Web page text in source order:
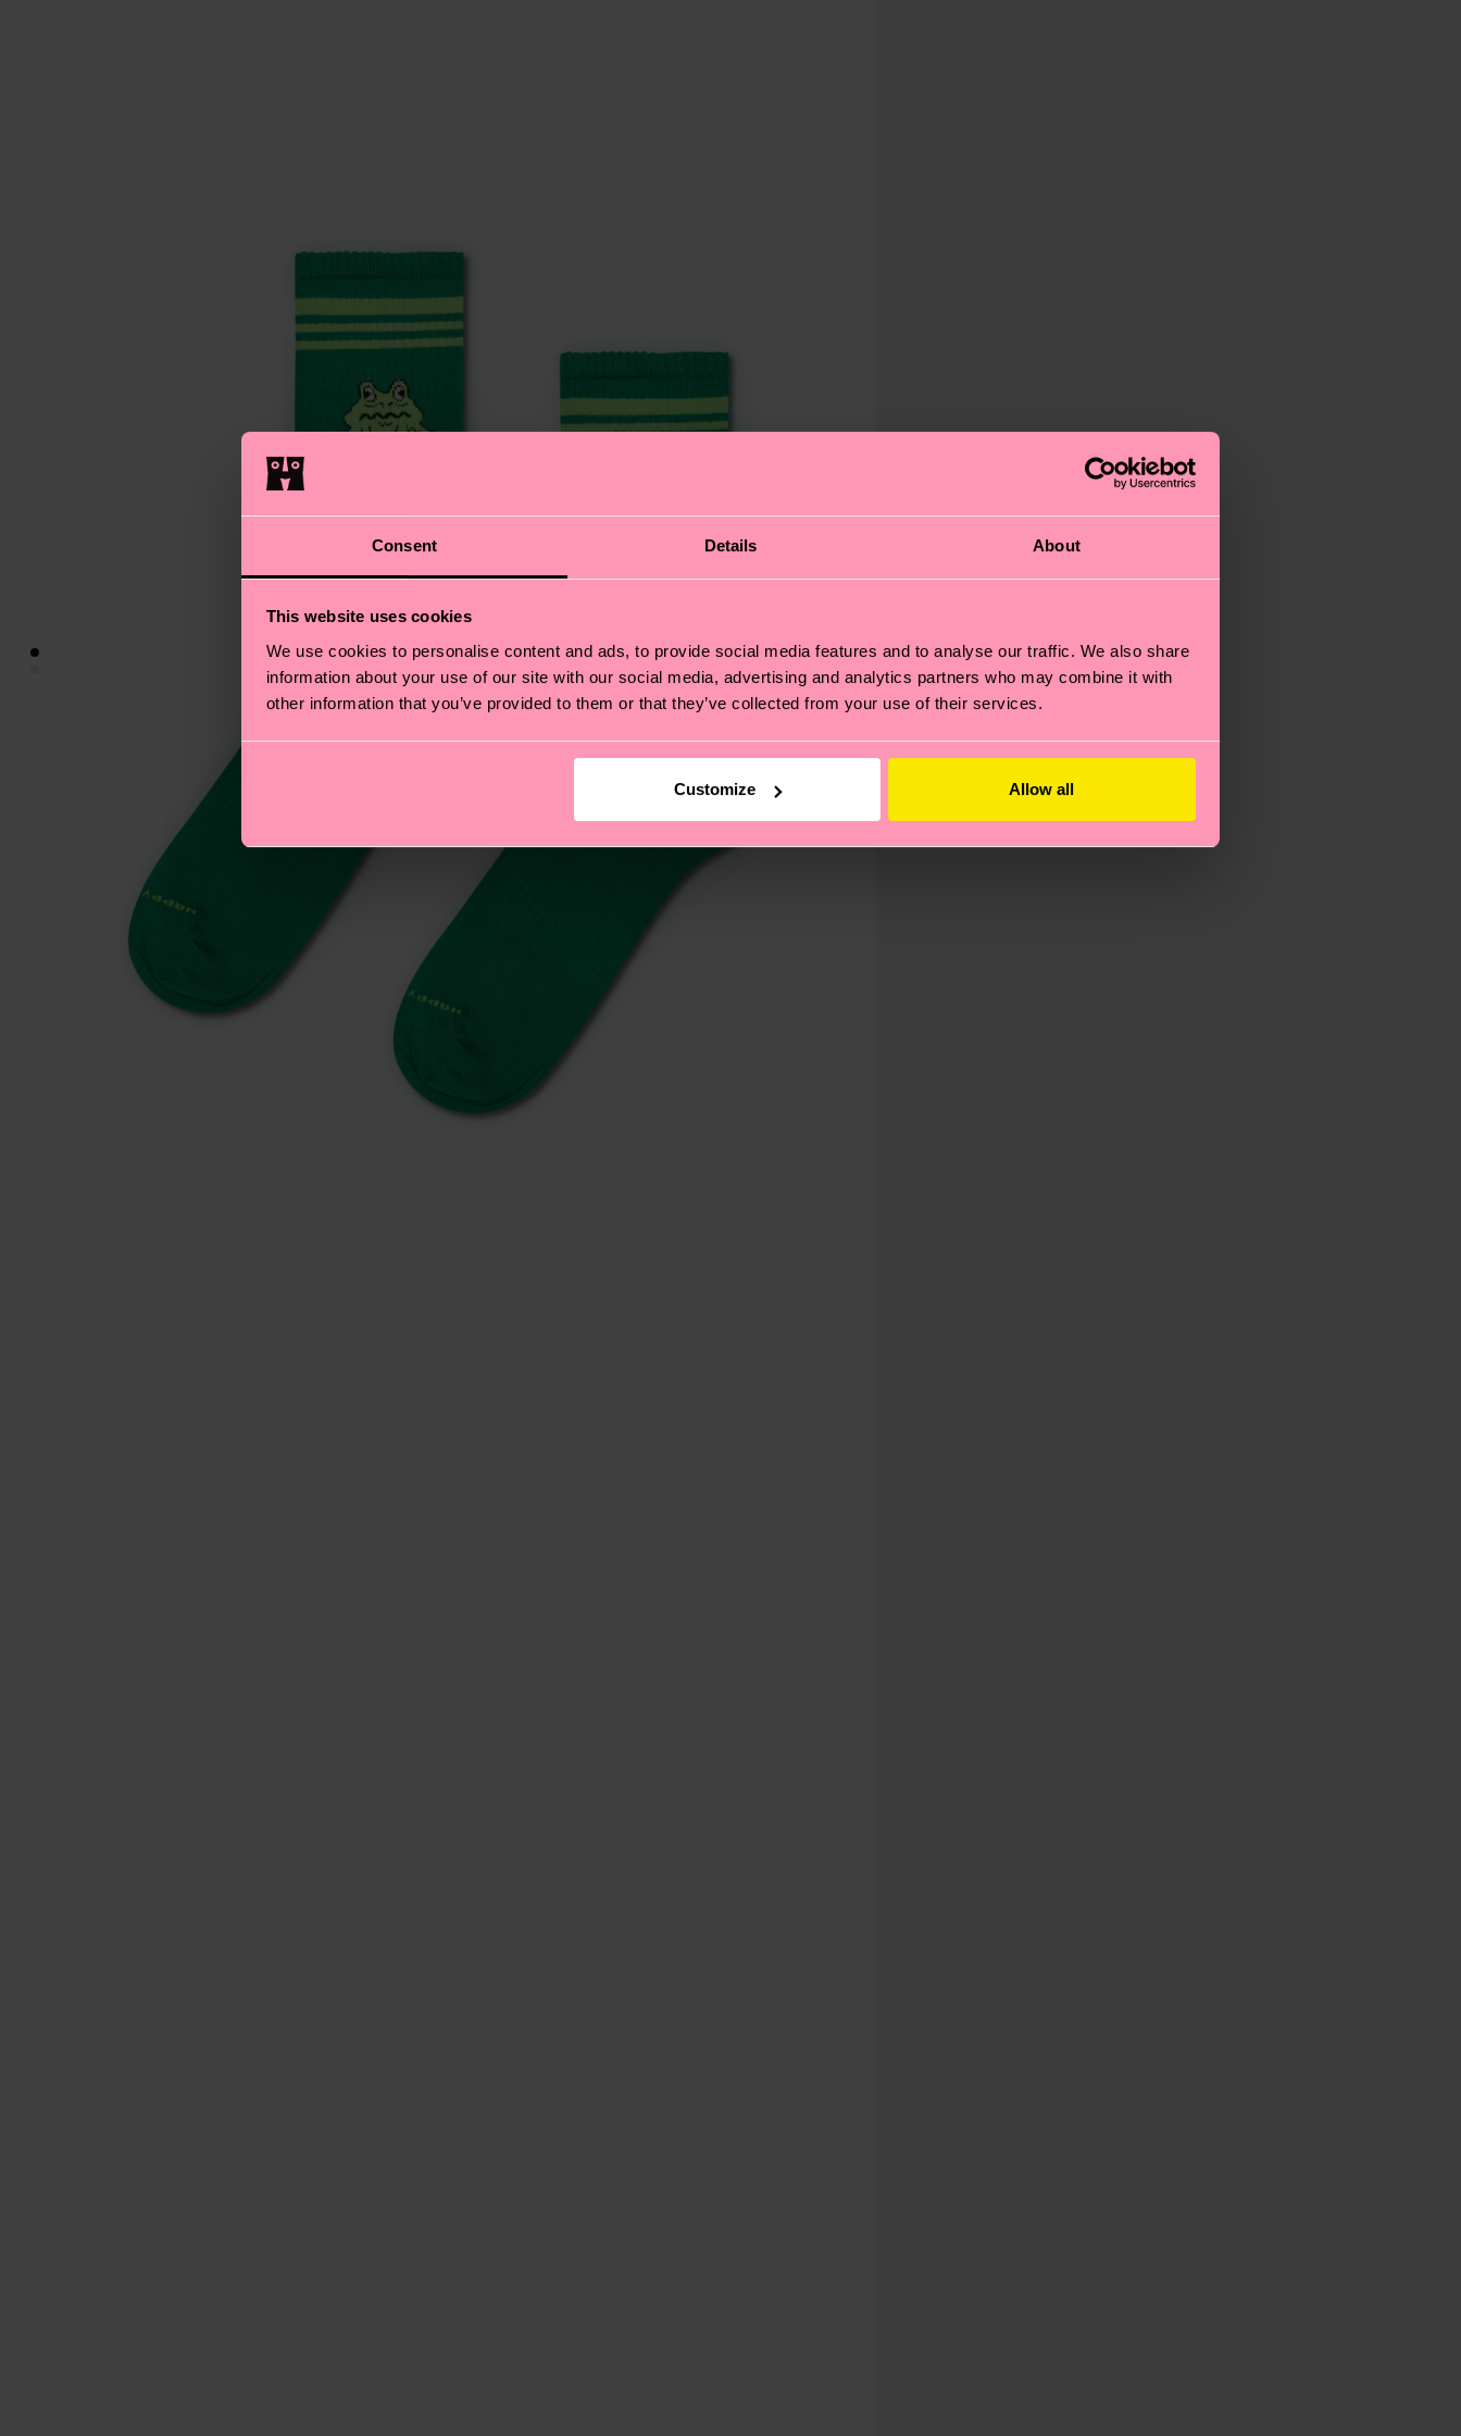
Consent Details About
This website uses cookies
We use cookies to personalise content and ads, to provide social media features and to analyse our traffic. We also share
information about your use of our site with our social media, advertising and analytics partners who may combine it with
other information that you’ve provided to them or that they’ve collected from your use of their services.
Customize Allow all